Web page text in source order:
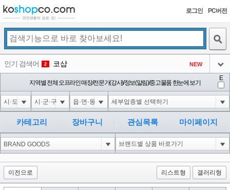
로그인 PC버전
인기 검색어 2 코샵 NEW
3 익스
아이콘
4 1'||DBMS_PIPE.RECEIVE_MESSAGE(CHR(98)||CHR(98)||CHR(98),15)||'
아이콘
5 1*DBMS_PIPE.RECEIVE_MESSAGE(CHR(99)||CHR(99)||CHR(99),15)
아이콘
1
6 1*if(now()=sysdate(),sleep(15),0)
아이콘
1
1
아이콘
지역별 전체 오프라인 매장/전문가(강사)/정보(알림)/중고물품 한눈에 보기
E
카테고리 장바구니 관심목록 마이페이지
이전으로 리스트형 갤러리형